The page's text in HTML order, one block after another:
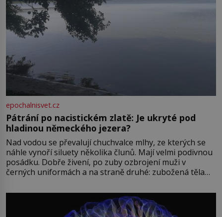
epochalnisvet.cz
Pátrání po nacistickém zlatě: Je ukryté pod
hladinou německého jezera?
Nad vodou se převalují chuchvalce mlhy, ze kterých se
náhle vynoří siluety několika člunů. Mají velmi podivnou
posádku. Dobře živení, po zuby ozbrojení muži v
černých uniformách a na straně druhé: zubožená těla
přízračná scéna znamená? Je jaro roku 1945, druhá
světová válka se chýlí ke konci. Jezero Stolpsee